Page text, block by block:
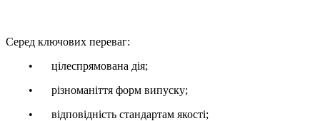
Серед ключових переваг:
•
цілеспрямована дія;
•
різноманіття форм випуску;
•
відповідність стандартам якості;